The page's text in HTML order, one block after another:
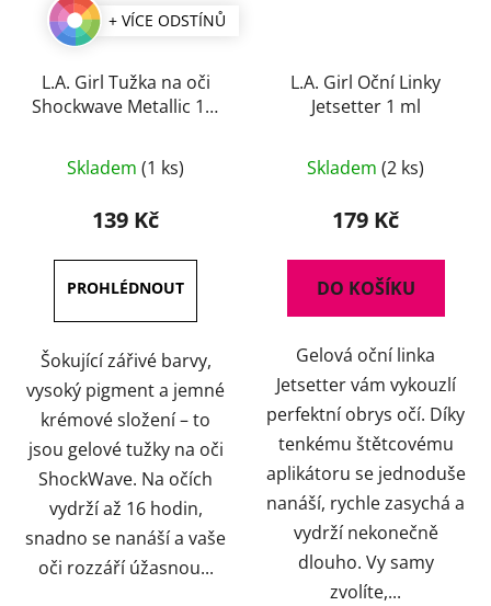
+ VÍCE ODSTÍNŮ
L.A. Girl Tužka na oči
Shockwave Metallic 1,2
hodnocení
produktu
5,0
z
5
hvězdiček.
Skladem (1 ks)
139 Kč
Šokující zářivé barvy,
vysoký pigment a jemné
krémové složení – to
jsou gelové tužky na oči
ShockWave. Na očích
vydrží až 16 hodin,
snadno se nanáší a vaše
oči rozzáří úžasnou...
L.A. Girl Oční Linky
Jetsetter 1 ml
Skladem (2 ks)
179 Kč
DO KOŠÍKU
Gelová oční linka
Jetsetter vám vykouzlí
perfektní obrys očí. Díky
tenkému štětcovému
aplikátoru se jednoduše
nanáší, rychle zasychá a
vydrží nekonečně
dlouho. Vy samy
zvolíte,...